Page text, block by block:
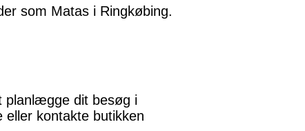
som Matas i Ringkøbing.
planlægge dit besøg i
eller kontakte butikken